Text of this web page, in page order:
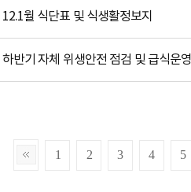
12.1월 식단표 및 식생활정보지
하반기 자체 위생안전 점검 및 급식운
1 2 3 4 5